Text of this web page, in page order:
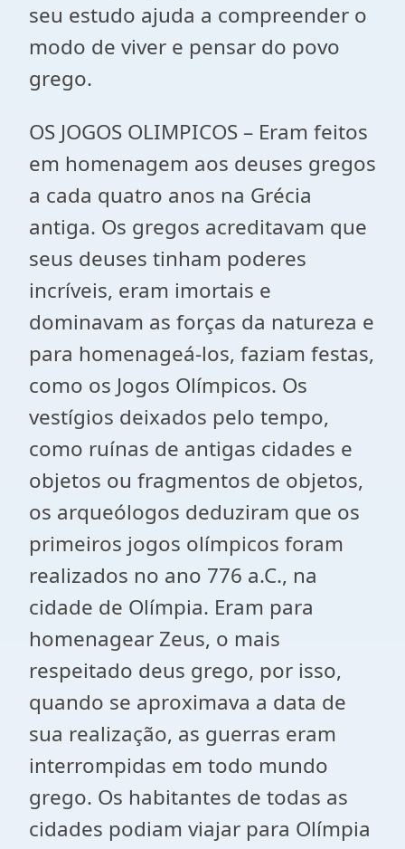
seu estudo ajuda a compreender o
modo de viver e pensar do povo
grego.
OS JOGOS OLIMPICOS – Eram feitos
em homenagem aos deuses gregos
a cada quatro anos na Grécia
antiga. Os gregos acreditavam que
seus deuses tinham poderes
incríveis, eram imortais e
dominavam as forças da natureza e
para homenageá-los, faziam festas,
como os Jogos Olímpicos. Os
vestígios deixados pelo tempo,
como ruínas de antigas cidades e
objetos ou fragmentos de objetos,
os arqueólogos deduziram que os
primeiros jogos olímpicos foram
realizados no ano 776 a.C., na
cidade de Olímpia. Eram para
homenagear Zeus, o mais
respeitado deus grego, por isso,
quando se aproximava a data de
sua realização, as guerras eram
interrompidas em todo mundo
grego. Os habitantes de todas as
cidades podiam viajar para Olímpia